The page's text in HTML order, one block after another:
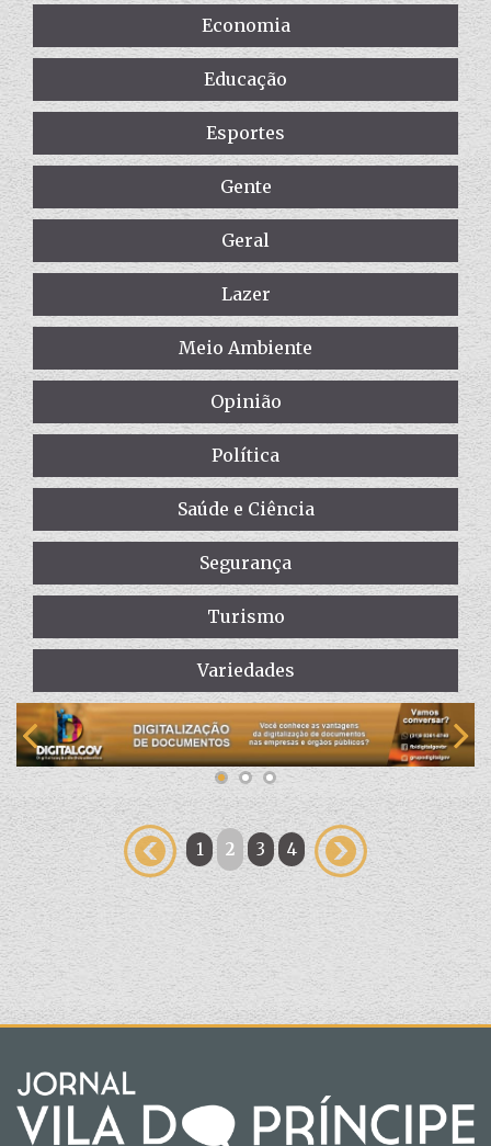
Economia
Educação
Esportes
Gente
Geral
Lazer
Meio Ambiente
Opinião
Política
Saúde e Ciência
Segurança
Turismo
Variedades
1 2 3 4